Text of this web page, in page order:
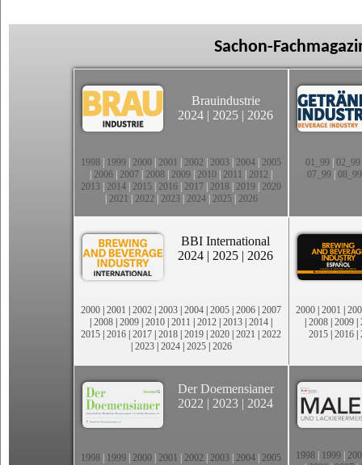
Sachon-
Brauindustrie
2024 | 2025 | 2026
1998 1999 2000 2001 2002 2003 2004 2005
2006 2007 2008 2009 2010 2011 2012
2013 2014 2015 2016 2017 2018 2019 2020
2021 2022 2023| 2024| 2025| 2026
01_99| 02_99
07_99 08_99
BBI International
2024 | 2025 | 2026
2000 | 2001 | 2002 | 2003 | 2004 | 2005 | 2006 | 2007
| 2008 | 2009 | 2010 | 2011 | 2012 | 2013 | 2014 |
2015 | 2016 | 2017 | 2018 | 2019 | 2020 | 2021 | 2022
| 2023| 2024| 2025| 2026
2000 | 2001 |
| 2008 | 2009 |
2015 | 2016 |
Der Doemensianer
2022 | 2023 | 2024
1998 1999 2000 2001 2002 2003 2004 2005
1998 1999